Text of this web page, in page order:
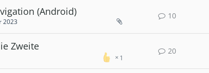
(Android)
2023
10
Zweite
1
20